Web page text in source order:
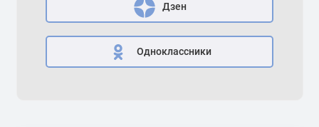
Дзен
Одноклассники